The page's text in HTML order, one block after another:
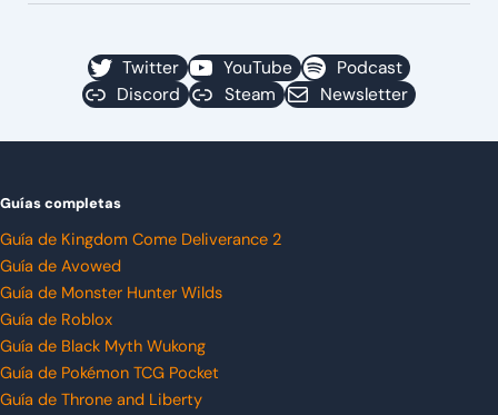
Twitter YouTube
Podcast
Discord
Steam Newsletter
Guías completas
Guía de Kingdom Come Deliverance 2
Guía de Avowed
Guía de Monster Hunter Wilds
Guía de Roblox
Guía de Black Myth Wukong
Guía de Pokémon TCG Pocket
Guía de Throne and Liberty